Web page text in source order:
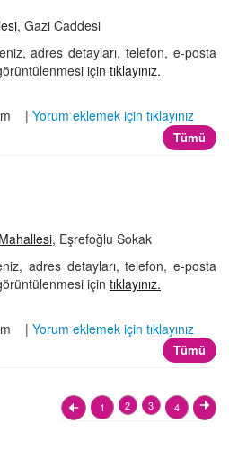
, Gazi Caddesi
adres detayları, telefon, e-posta
için tıklayınız.
| Yorum eklemek için tıklayınız
Tümü
, Eşrefoğlu Sokak
adres detayları, telefon, e-posta
için tıklayınız.
| Yorum eklemek için tıklayınız
Tümü
1 2 3 4